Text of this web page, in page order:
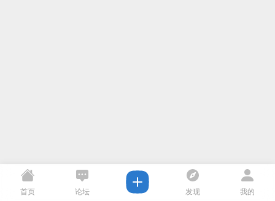
首页 论坛 发现 我的